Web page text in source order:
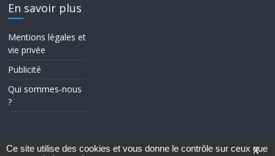
En savoir plus
Mentions légales et
vie privée
Publicité
Qui sommes-nous
?
X
Ce site utilise des cookies et vous donne le contrôle sur ceux que